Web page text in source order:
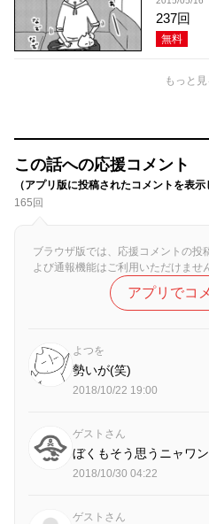
237回
無料
もっと見
この話への応援コメント
（アプリ版に投稿されたコメントを表示
165回
ブラウザ版では、応援コメントの投
よび通報機能はご利用いただけませ
アプリでコ
よつを
勢いが(笑)
2018/10/22 19:00
ゲストさん
ぼくもそう思うニャワン
2018/10/30 04:22
ゲストさん